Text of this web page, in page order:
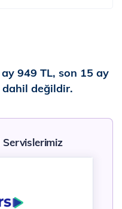
949 TL, son 15 ay
dahil değildir.
Servislerimiz